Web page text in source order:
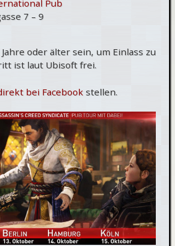
Pub
7 – 9
oder älter sein, um Einlass zu
ist laut Ubisoft frei.
bei Facebook stellen.